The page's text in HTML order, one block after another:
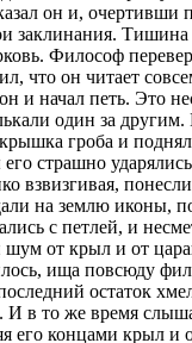
он и, очертивши
заклинания.
Философ
что он читает
и начал петь. Это
один за
гроба и
страшно
взвизгивая,
на землю иконы,
с петлей, и
от крыл и от
ища повсюду
остаток
в то же время
его концами крыл и